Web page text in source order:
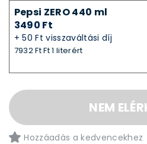
Pepsi ZERO 440 ml
3490 Ft
+ 50 Ft visszaváltási díj
7932 Ft Ft 1 literért
NEM
Hozzáadás a kedvencekhez